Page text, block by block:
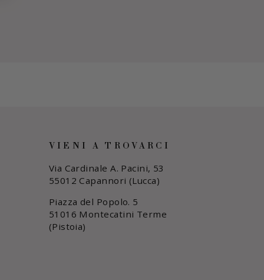
VIENI A TROVARCI
Via Cardinale A. Pacini, 53
55012 Capannori (Lucca)
Piazza del Popolo. 5
51016 Montecatini Terme
(Pistoia)